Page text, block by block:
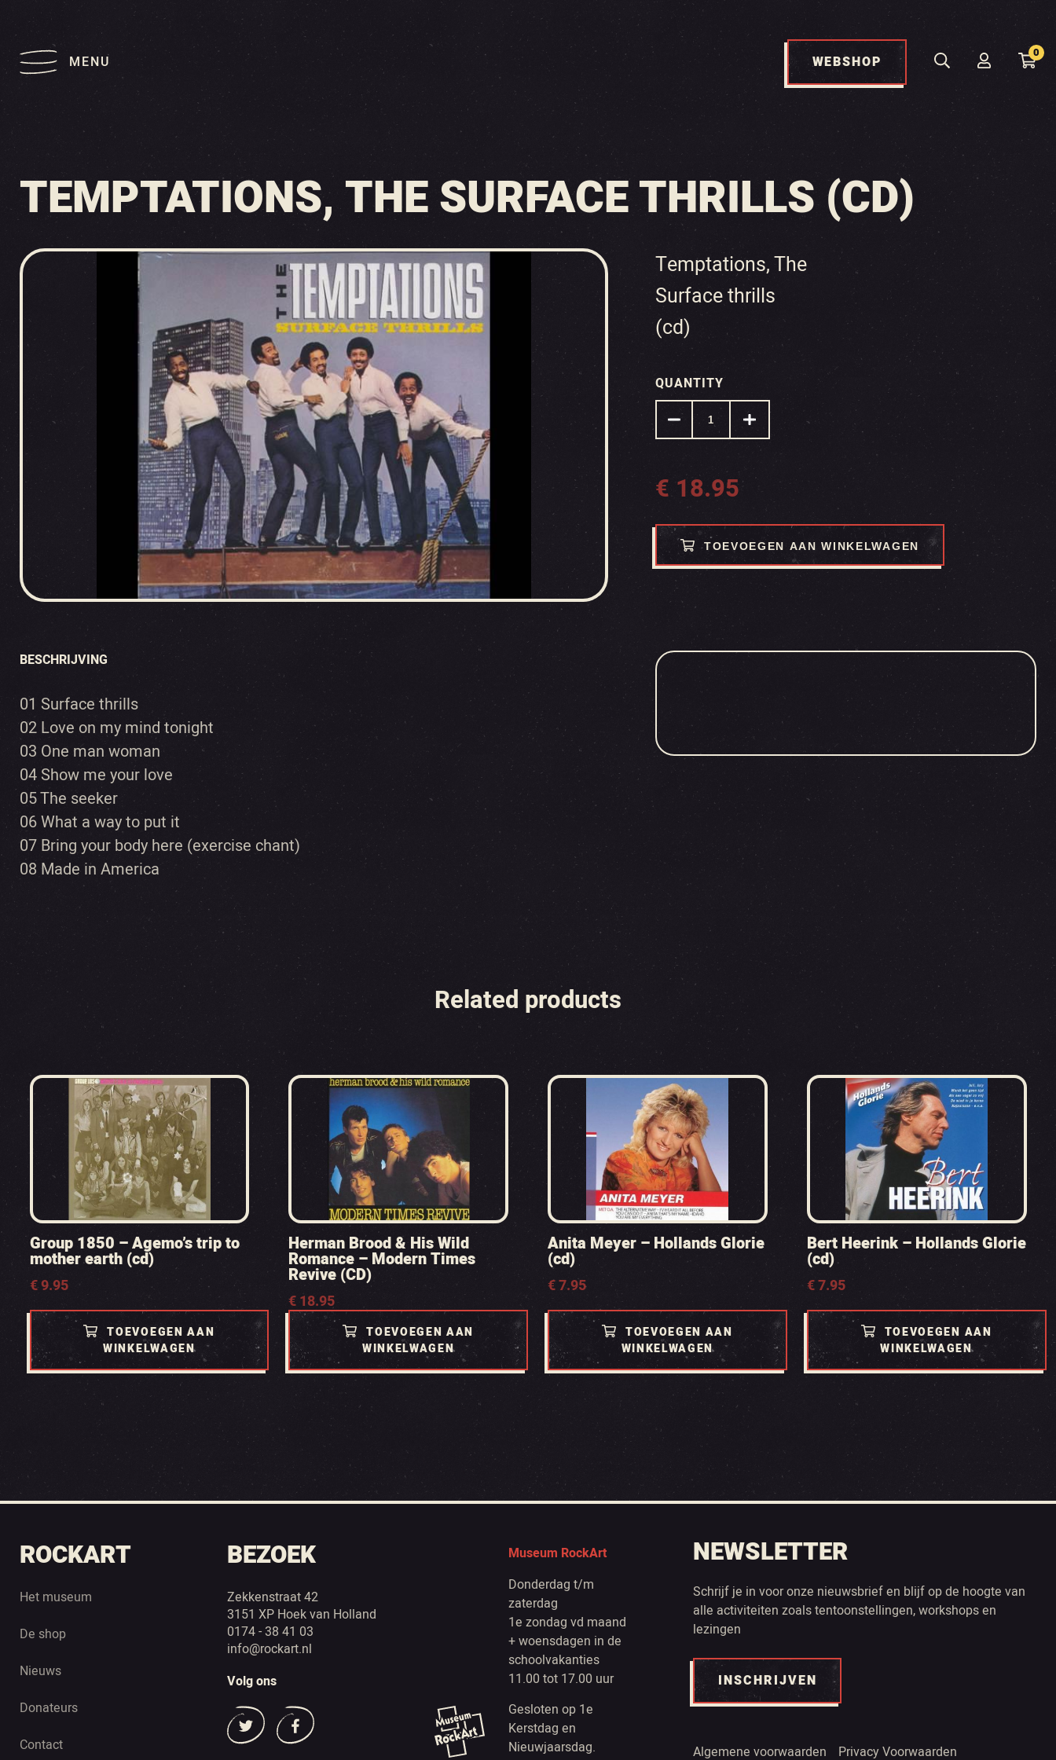
MENU WEBSHOP
0
TEMPTATIONS, THE SURFACE THRILLS (CD)
Temptations, The
Surface thrills
(cd)
QUANTITY
€ 18.95
TOEVOEGEN AAN WINKELWAGEN
BESCHRIJVING
01 Surface thrills
02 Love on my mind tonight
03 One man woman
04 Show me your love
05 The seeker
06 What a way to put it
07 Bring your body here (exercise chant)
08 Made in America
Related products
Group 1850 – Agemo’s trip to
mother earth (cd)
€9.95
TOEVOEGEN AAN
WINKELWAGEN
Herman Brood & His Wild
Romance – Modern Times
Revive (CD)
€18.95
TOEVOEGEN AAN
WINKELWAGEN
Anita Meyer – Hollands Glorie
(cd)
€7.95
TOEVOEGEN AAN
WINKELWAGEN
Bert Heerink – Hollands Glorie
(cd)
€7.95
TOEVOEGEN AAN
WINKELWAGEN
ROCKART
Het museum
De shop
Nieuws
Donateurs
Contact
BEZOEK
Zekkenstraat 42
3151 XP Hoek van Holland
0174 - 38 41 03
info@rockart.nl
Volg ons
Museum RockArt
Donderdag t/m
zaterdag
1e zondag vd maand
+ woensdagen in de
schoolvakanties
11.00 tot 17.00 uur
Gesloten op 1e
Kerstdag en
Nieuwjaarsdag.
NEWSLETTER
Schrijf je in voor onze nieuwsbrief en blijf op de hoogte van
alle activiteiten zoals tentoonstellingen, workshops en
lezingen
INSCHRIJVEN
Algemene voorwaarden
Privacy Voorwaarden